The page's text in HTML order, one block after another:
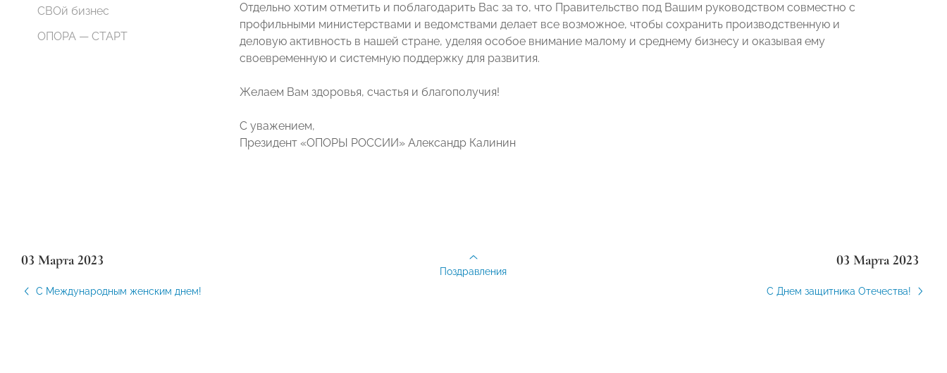
СВОй бизнес
ОПОРА — СТАРТ
Отдельно хотим отметить и поблагодарить Вас за то, что Правительство под Вашим руководством совместно с
профильными министерствами и ведомствами делает все возможное, чтобы сохранить производственную и
деловую активность в нашей стране, уделяя особое внимание малому и среднему бизнесу и оказывая ему
своевременную и системную поддержку для развития.
Желаем Вам здоровья, счастья и благополучия!
С уважением,
Президент «ОПОРЫ РОССИИ» Александр Калинин
03 Марта 2023
С Международным женским днем!
03 Марта 2023
С Днем защитника Отечества!
Поздравления